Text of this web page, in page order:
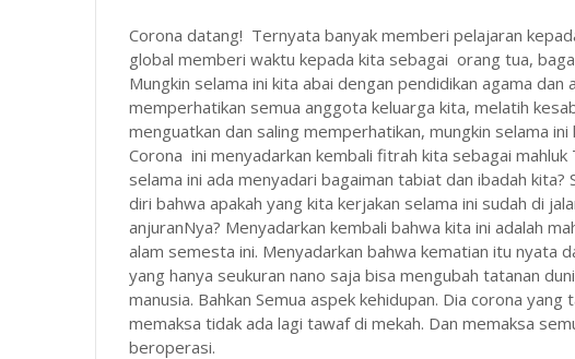
Corona datang! Ternyata banyak memberi pelajaran
global memberi waktu kepada kita sebagai orang tua,
Mungkin selama ini kita abai dengan pendidikan agama dan
memperhatikan semua anggota keluarga kita, melatih
menguatkan dan saling memperhatikan, mungkin selama
Corona ini menyadarkan kembali fitrah kita sebagai mahluk
selama ini ada menyadari bagaiman tabiat dan ibadah
diri bahwa apakah yang kita kerjakan selama ini sudah di
anjuranNya? Menyadarkan kembali bahwa kita ini adalah
alam semesta ini. Menyadarkan bahwa kematian itu nyata
yang hanya seukuran nano saja bisa mengubah tatanan
manusia. Bahkan Semua aspek kehidupan. Dia corona
memaksa tidak ada lagi tawaf di mekah. Dan memaksa
beroperasi.